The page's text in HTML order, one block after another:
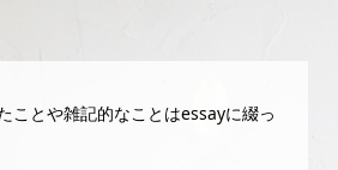
ことや雑記的なことはessayに綴っ